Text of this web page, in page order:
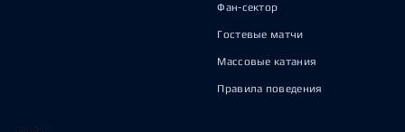
Фан-сектор
Гостевые матчи
Массовые катания
Правила поведения